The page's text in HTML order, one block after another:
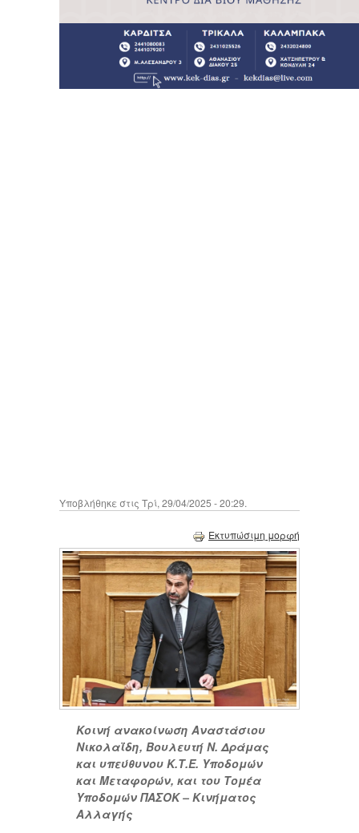
Υποβλήθηκε στις Τρί, 29/04/2025 - 20:29.
Εκτυπώσιμη μορφή
Κοινή ανακοίνωση Αναστάσιου
Νικολαΐδη, Βουλευτή Ν. Δράμας
και υπεύθυνου Κ.Τ.Ε. Υποδομών
και Μεταφορών, και του Τομέα
Υποδομών ΠΑΣΟΚ – Κινήματος
Αλλαγής